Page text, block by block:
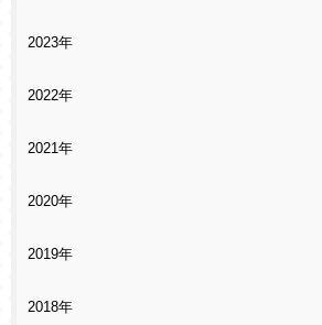
2023年
2022年
2021年
2020年
2019年
2018年